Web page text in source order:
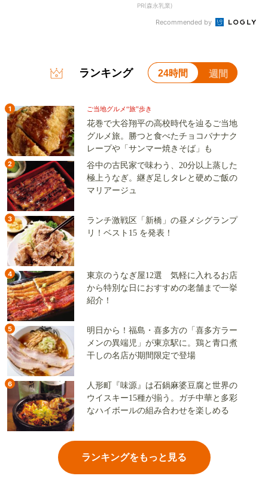
PR(森永乳業)
Recommended by
ランキング 24時間 週間
1 ご当地グルメ“旅”歩き
花巻で大谷翔平の高校時代を辿るご当地
グルメ旅。勝つと食べたチョコバナナク
レープや「サンマー焼きそば」も
2
谷中の古民家で味わう、20分以上蒸した
極上うなぎ。継ぎ足しタレと硬めご飯の
マリアージュ
3
ランチ激戦区「新橋」の昼メシグランプ
リ！ベスト15 を発表！
4
東京のうなぎ屋12選 気軽に入れるお店
から特別な日におすすめの老舗まで一挙
紹介！
5
明日から！福島・喜多方の「喜多方ラー
メンの異端児」が東京駅に。鶏と青口煮
干しの名店が期間限定で登場
6
人形町『味源』は石鍋麻婆豆腐と世界の
ウイスキー15種が揃う。ガチ中華と多彩
なハイボールの組み合わせを楽しめる
ランキングをもっと見る